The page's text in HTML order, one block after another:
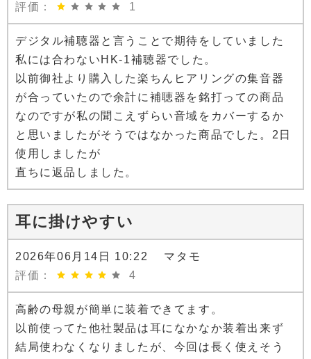
評価：
1
デジタル補聴器と言うことで期待をしていました
私には合わないHK-1補聴器でした。
以前御社より購入した楽ちんヒアリングの集音器
が合っていたので余計に補聴器を銘打っての商品
なのですが私の聞こえずらい音域をカバーするか
と思いましたがそうではなかった商品でした。2日
使用しましたが
直ちに返品しました。
耳に掛けやすい
2026年06月14日 10:22 マタモ
評価：
4
高齢の母親が簡単に装着できてます。
以前使ってた他社製品は耳になかなか装着出来ず
結局使わなくなりましたが、今回は長く使えそう